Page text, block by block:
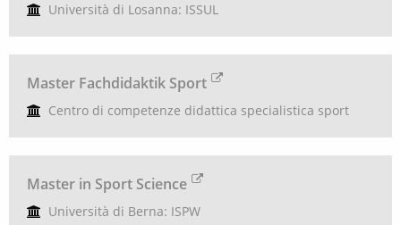
Università di Losanna: ISSUL
Master Fachdidaktik Sport
Centro di competenze didattica specialistica sport
Master in Sport Science
Università di Berna: ISPW